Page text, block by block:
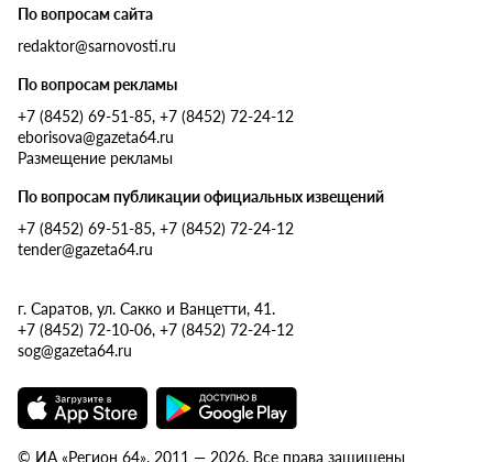
По вопросам сайта
redaktor@sarnovosti.ru
По вопросам рекламы
+7 (8452) 69-51-85, +7 (8452) 72-24-12
eborisova@gazeta64.ru
Размещение рекламы
По вопросам публикации официальных извещений
+7 (8452) 69-51-85, +7 (8452) 72-24-12
tender@gazeta64.ru
г. Саратов, ул. Сакко и Ванцетти, 41.
+7 (8452) 72-10-06, +7 (8452) 72-24-12
sog@gazeta64.ru
© ИА «Регион 64», 2011 — 2026. Все права защищены